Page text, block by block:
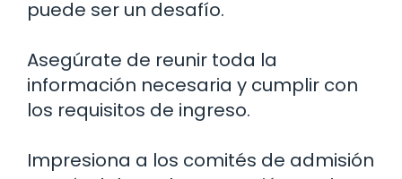
puede ser un desafío.
Asegúrate de reunir toda la
información necesaria y cumplir con
los requisitos de ingreso.
Impresiona a los comités de admisión